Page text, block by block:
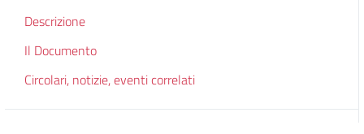
Descrizione
Il Documento
Circolari, notizie, eventi correlati